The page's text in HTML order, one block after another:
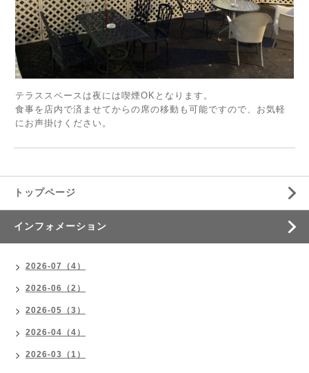
テラススペースは夜には喫煙OKとなります。
食事を店内で済ませてからの席の移動も可能ですので、お気軽
にお声掛けください。
トップページ
インフォメーション
2026-07（4）
2026-06（2）
2026-05（3）
2026-04（4）
2026-03（1）